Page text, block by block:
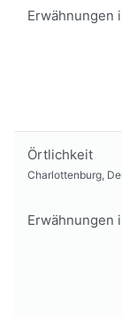
Erwähnungen
Örtlichkeit
Charlottenburg,
Erwähnungen